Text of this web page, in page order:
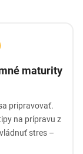
maturity
pripravovať.
na prípravu z
stres –